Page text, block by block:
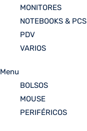
MONITORES
NOTEBOOKS & PCS
PDV
VARIOS
Menu
BOLSOS
MOUSE
PERIFÉRICOS